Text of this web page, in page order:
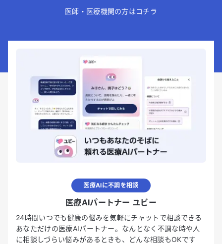
医師・医療機関の方はコチラ
医療AIに不調を相談
医療AIパートナー ユビー
24時間いつでも健康の悩みを気軽にチャットで相談できる
あなただけの医療AIパートナー。なんとなく不調な時や人
に相談しづらい悩みがあるときも、どんな相談もOKです